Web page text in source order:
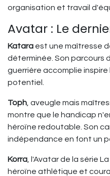
organisation et travail
Avatar : Le
Katara est une maîtresse
déterminée. Son parcours
guerrière accomplie inspire
potentiel.
Toph , aveugle mais
montre que le handicap
héroïne redoutable. Son
indépendance en font un
Korra , l'Avatar de la série
héroïne athlétique et